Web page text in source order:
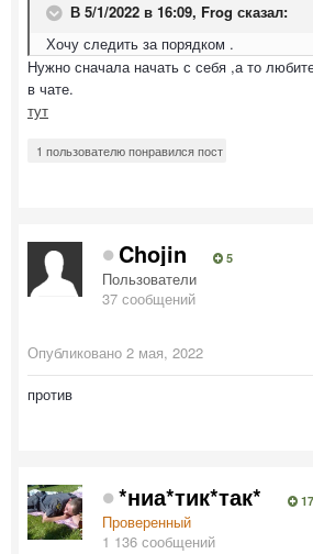
В 5/1/2022 в 16:09, Frog сказал:
Хочу следить за порядком .
Нужно сначала начать с себя ,а то
в чате.
тут
1 пользователю понравился пост
Chojin 5
Пользователи
37 сообщений
Опубликовано 2 мая, 2022
против
*ниа*тик*так*
Проверенный
1 136 сообщений